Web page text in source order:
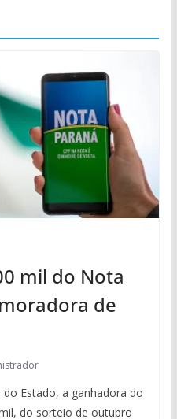
mil do Nota
de
Estado, a ganhadora do
do sorteio de outubro